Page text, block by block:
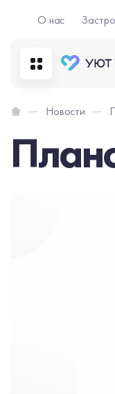
О нас
Новости